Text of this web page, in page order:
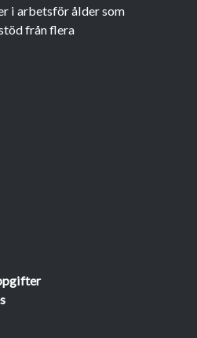
i arbetsför ålder som
från flera